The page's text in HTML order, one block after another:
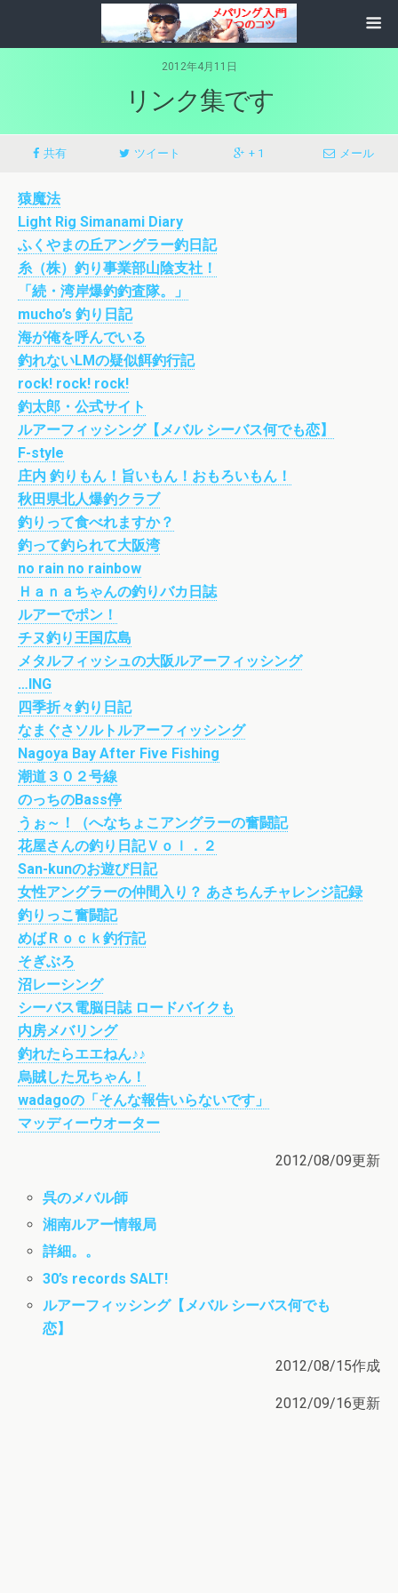
2012年4月11日
リンク集です
共有 ツイート + 1 メール
猿魔法
Light Rig Simanami Diary
ふくやまの丘アングラー釣日記
糸（株）釣り事業部山陰支社！
「続・湾岸爆釣釣査隊。」
mucho’s 釣り日記
海が俺を呼んでいる
釣れないLMの疑似餌釣行記
rock! rock! rock!
釣太郎・公式サイト
ルアーフィッシング【メバル シーバス何でも恋】
F-style
庄内 釣りもん！旨いもん！おもろいもん！
秋田県北人爆釣クラブ
釣りって食べれますか？
釣って釣られて大阪湾
no rain no rainbow
Ｈａｎａちゃんの釣りバカ日誌
ルアーでポン！
チヌ釣り王国広島
メタルフィッシュの大阪ルアーフィッシング
…ING
四季折々釣り日記
なまぐさソルトルアーフィッシング
Nagoya Bay After Five Fishing
潮道３０２号線
のっちのBass停
うぉ～！（へなちょこアングラーの奮闘記
花屋さんの釣り日記Ｖｏｌ．２
San-kunのお遊び日記
女性アングラーの仲間入り？ あさちんチャレンジ記録
釣りっこ奮闘記
めばＲｏｃｋ釣行記
そぎぶろ
沼レーシング
シーバス電脳日誌 ロードバイクも
内房メバリング
釣れたらエエねん♪♪
烏賊した兄ちゃん！
wadagoの「そんな報告いらないです」
マッディーウオーター
2012/08/09更新
呉のメバル師
湘南ルアー情報局
詳細。。
30’s records SALT!
ルアーフィッシング【メバル シーバス何でも
恋】
2012/08/15作成
2012/09/16更新